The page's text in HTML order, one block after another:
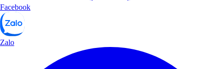
Facebook
Zalo